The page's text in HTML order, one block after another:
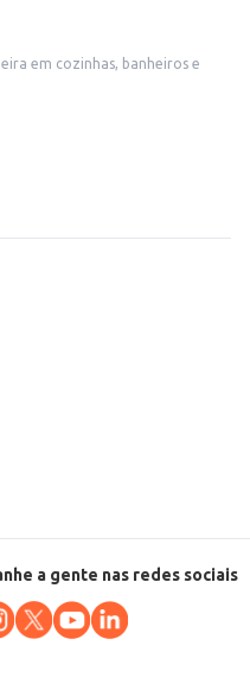
em cozinhas, banheiros e
um aroma agradável após
a gente nas redes sociais